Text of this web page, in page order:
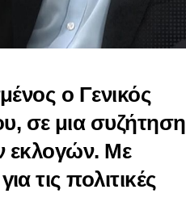
ο Γενικός
σε μια συζήτηση
εκλογών. Με
τις πολιτικές